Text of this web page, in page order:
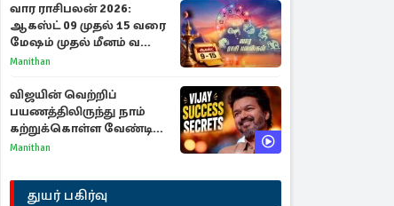
வார ராசிபலன் 2026:
ஆகஸ்ட் 09 முதல் 15 வரை
மேஷம் முதல் மீனம் வரை
முழு பலன்கள்
Manithan
விஜயின் வெற்றிப்
பயணத்திலிருந்து நாம்
கற்றுக்கொள்ள வேண்டிய
முக்கிய 3 விடயங்கள்!
Manithan
துயர் பகிர்வு